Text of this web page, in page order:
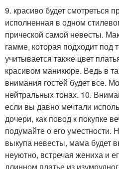
9. красиво будет смотреться
исполненная в одном
прической самой невесты.
гамме, которая подходит под
учитывается также цвет
красивом маникюре. Ведь в
внимания гостей будет все.
нейтральных тонах. 10.
если вы давно мечтали
дочери, как повод к покупке
подумайте о его
выкупа невесты, мама будет
неуютно, встречая жениха и